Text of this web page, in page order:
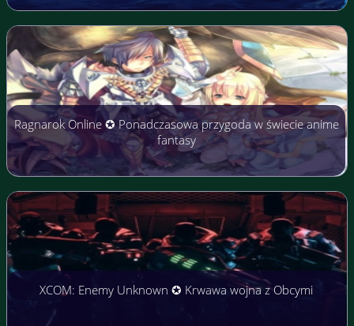
Ragnarok Online ✪ Ponadczasowa przygoda w świecie anime
fantasy
XCOM: Enemy Unknown ✪ Krwawa wojna z Obcymi